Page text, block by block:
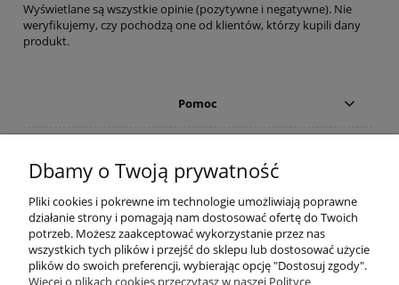
Wyświetlane są wszystkie opinie (pozytywne i negatywne). Nie
weryfikujemy, czy pochodzą one od klientów, którzy kupili dany
produkt.
Pomoc
Płatności i dostawa
Informacje
Dbamy o Twoją prywatność
Pliki cookies i pokrewne im technologie umożliwiają poprawne
działanie strony i pomagają nam dostosować ofertę do Twoich
potrzeb. Możesz zaakceptować wykorzystanie przez nas
wszystkich tych plików i przejść do sklepu lub dostosować użycie
plików do swoich preferencji, wybierając opcję "Dostosuj zgody".
Więcej o plikach cookies przeczytasz w naszej Polityce